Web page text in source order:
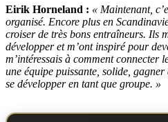
Eirik Horneland : « Maintenant,
organisé. Encore plus en
croiser de très bons entraîneurs. Ils
développer et m’ont inspiré pour
m’intéressais à comment connecter
une équipe puissante, solide,
se développer en tant que groupe. »